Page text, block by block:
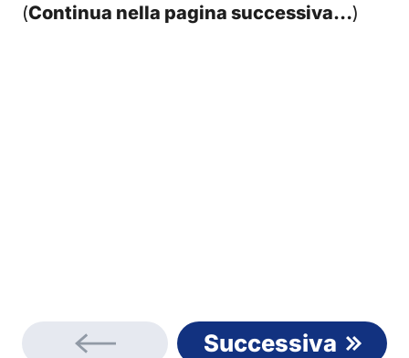
(Continua nella pagina successiva…)
Successiva